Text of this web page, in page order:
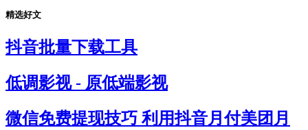
精选好文
抖音批量下载工具
低调影视 - 原低端影视
微信免费提现技巧 利用抖音月付美团月